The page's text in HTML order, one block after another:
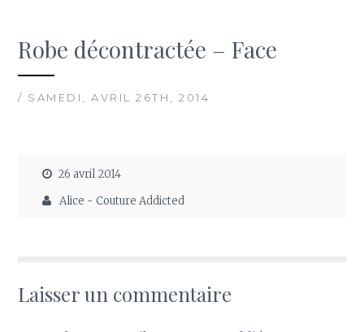
Robe décontractée – Face
/ SAMEDI, AVRIL 26TH, 2014
26 avril 2014
Alice - Couture Addicted
Laisser un commentaire